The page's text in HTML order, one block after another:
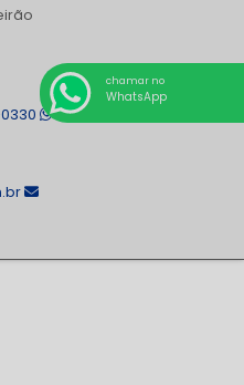
(41) 99129-5611
chamar no
WhatsApp